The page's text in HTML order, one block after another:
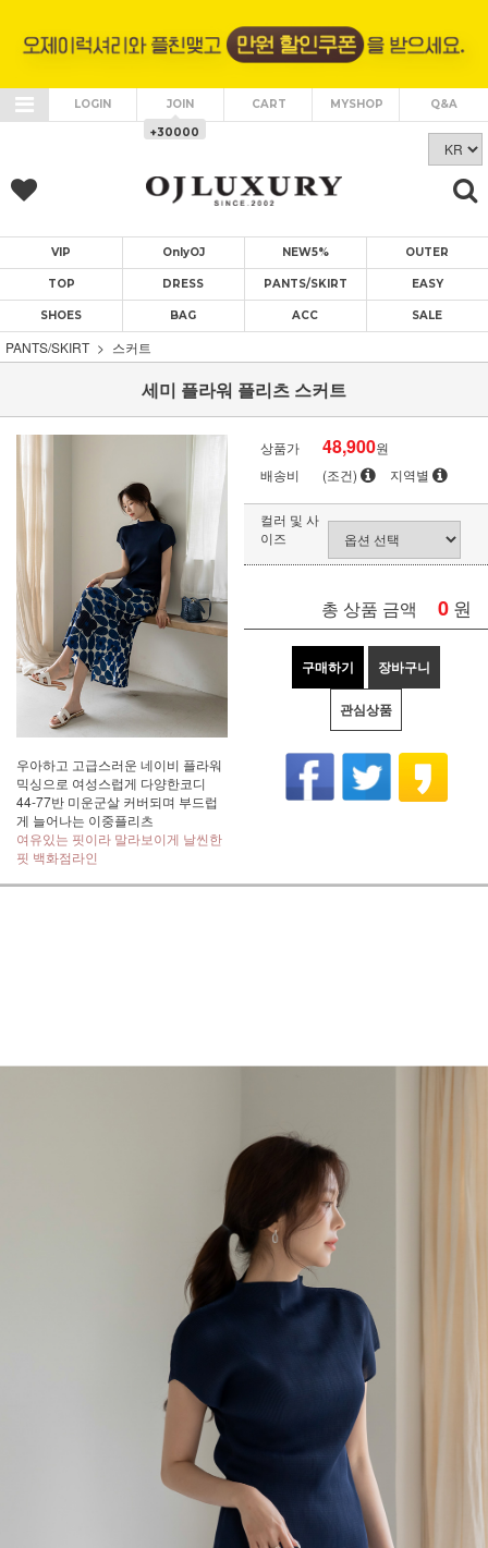
LOGIN JOIN
+30000
CART MYSHOP Q&A
VIP OnlyOJ NEW5% OUTER
TOP DRESS PANTS/SKIRT EASY
SHOES BAG ACC SALE
PANTS/SKIRT 스커트
세미 플라워 플리츠 스커트
우아하고 고급스러운 네이비 플라워
믹싱으로 여성스럽게 다양한코디
44-77반 미운군살 커버되며 부드럽
게 늘어나는 이중플리츠
여유있는 핏이라 말라보이게 날씬한
핏 백화점라인
상품가 48,900원
배송비
(조건) 지역별
컬러 및 사
이즈
총 상품 금액 0 원
구매하기 장바구니
관심상품